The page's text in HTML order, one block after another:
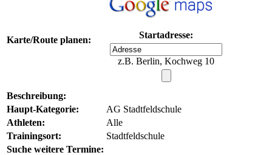
Karte/Route planen: Startadresse:
z.B. Berlin, Kochweg 10
Beschreibung:
Haupt-Kategorie:
AG Stadtfeldschule
Athleten:
Alle
Trainingsort:
Stadtfeldschule
Suche weitere Termine: